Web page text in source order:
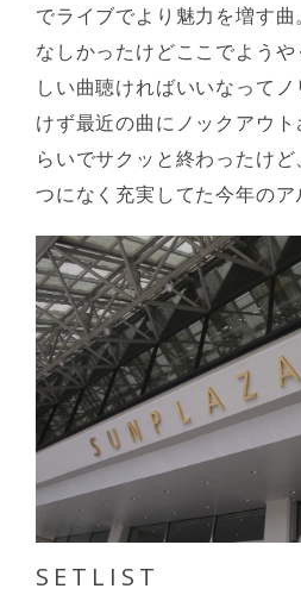
でライブでより魅力を増す
なしかったけどここでよう
しい曲聴ければいいなって
けず最近の曲にノックアウ
らいでサクッと終わったけ
つになく充実してた今年のア
SETLIST